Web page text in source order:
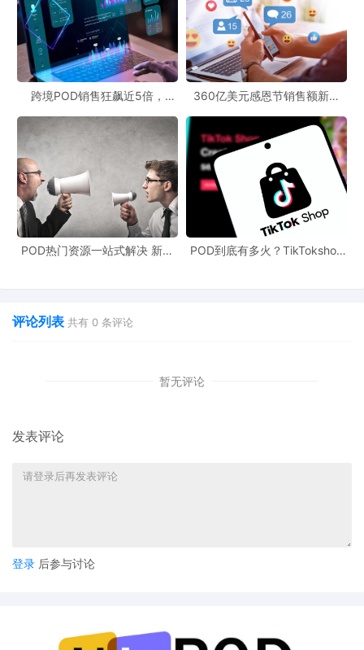
跨境POD销售狂飙近5倍，
360亿美元感恩节销售额新纪
新风潮！
POD热门资源一站式解决 新手
POD到底有多火？TikTokshop
评论列表 共有 0 条评论
暂无评论
发表评论
登录 后参与讨论